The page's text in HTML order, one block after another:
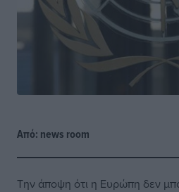
Από: news room
Την άποψη ότι η Ευρώπη δεν